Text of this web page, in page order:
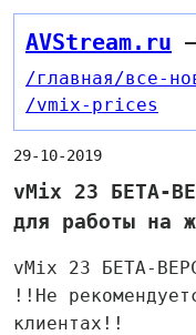
AVStream.ru
/главная/все-
/vmix-prices
29-10-2019
vMix 23 БЕТА-
для работы на
vMix 23 БЕТА-
!!Не
клиентах!!